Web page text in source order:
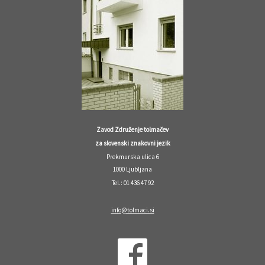
Zavod Združenje tolmačev
za slovenski znakovni jezik
Prekmurska ulica 6
1000 Ljubljana
Tel.: 01 436 47 92
info@tolmaci.si